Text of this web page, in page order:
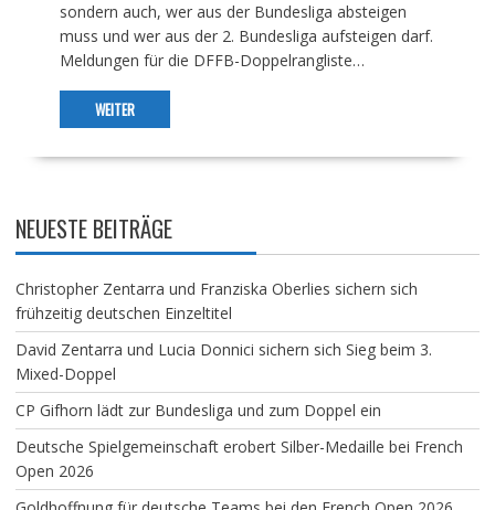
sondern auch, wer aus der Bundesliga absteigen
muss und wer aus der 2. Bundesliga aufsteigen darf.
Meldungen für die DFFB-Doppelrangliste…
WEITER
NEUESTE BEITRÄGE
Christopher Zentarra und Franziska Oberlies sichern sich
frühzeitig deutschen Einzeltitel
David Zentarra und Lucia Donnici sichern sich Sieg beim 3.
Mixed-Doppel
CP Gifhorn lädt zur Bundesliga und zum Doppel ein
Deutsche Spielgemeinschaft erobert Silber-Medaille bei French
Open 2026